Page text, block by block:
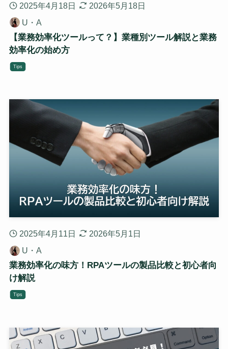
2025年4月18日
2026年5月18日
U・A
【業務効率化ツールって？】業種別ツール解説と業務
効率化の始め方
Tips
2025年4月11日
2026年5月1日
U・A
業務効率化の味方！RPAツールの製品比較と初心者向
け解説
Tips